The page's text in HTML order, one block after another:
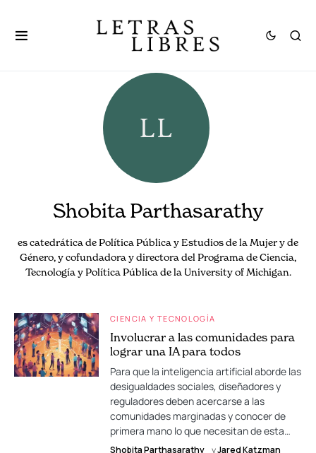
Shobita Parthasarathy
es catedrática de Política Pública y Estudios de la Mujer y de
Género, y cofundadora y directora del Programa de Ciencia,
Tecnología y Política Pública de la University of Michigan.
CIENCIA Y TECNOLOGÍA
Involucrar a las comunidades para
lograr una IA para todos
Para que la inteligencia artificial aborde las
desigualdades sociales, diseñadores y
reguladores deben acercarse a las
comunidades marginadas y conocer de
primera mano lo que necesitan de esta…
Shobita Parthasarathy yJared Katzman